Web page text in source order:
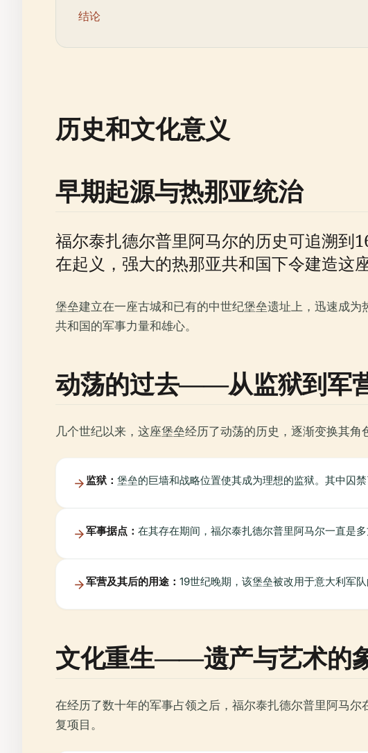
结论
历史和文化意义
早期起源与热那亚统治
福尔泰扎德尔普里阿马尔的历史可追溯到
在起义，强大的热那亚共和国下令建造这
堡垒建立在一座古城和已有的中世纪堡垒遗址上，迅速成
共和国的军事力量和雄心。
动荡的过去——从监狱到军
几个世纪以来，这座堡垒经历了动荡的历史，逐渐变换其角
监狱： 堡垒的巨墙和战略位置使其成为理想的监狱。其中囚
军事据点： 在其存在期间，福尔泰扎德尔普里阿马尔一直是
军营及其后的用途： 19世纪晚期，该堡垒被改用于意大利军
文化重生——遗产与艺术的
在经历了数十年的军事占领之后，福尔泰扎德尔普里阿马
复项目。